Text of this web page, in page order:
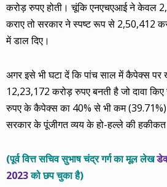
करोड़ रुपए होती। चूंकि एनएचएआई ने केवल
कराए तो सरकार ने स्पष्ट रूप से 2,50,412
में डाल दिए।
अगर इसे भी घटा दें कि पांच साल में कैपेक्स पर
12,23,172 करोड़ रुपए बनती है जो दावा
रुपए के कैपेक्स का 40% से भी कम (39.71%)
सरकार के पूंजीगत व्यय के हो-हल्ले की
(पूर्व वित्त सचिव सुभाष चंद्र गर्ग का मूल लेख
2023को छप चुका है)